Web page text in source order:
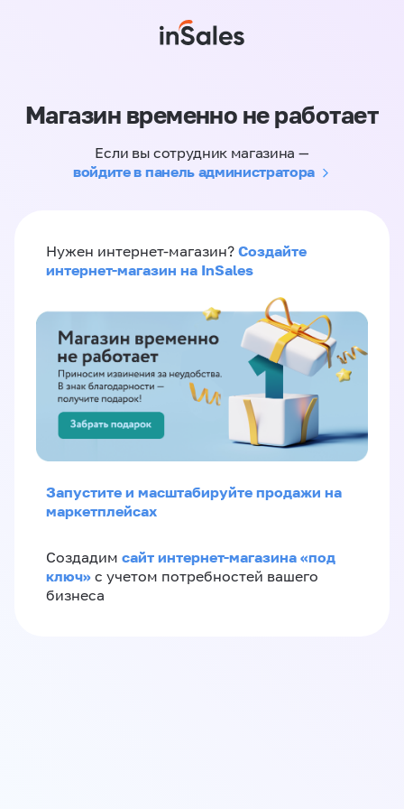
Магазин временно не работает
Если вы сотрудник магазина —
войдите в панель администратора
Нужен интернет-магазин? Создайте
интернет-магазин на InSales
Запустите и масштабируйте продажи на
маркетплейсах
Создадим сайт интернет-магазина «под
ключ» с учетом потребностей вашего
бизнеса